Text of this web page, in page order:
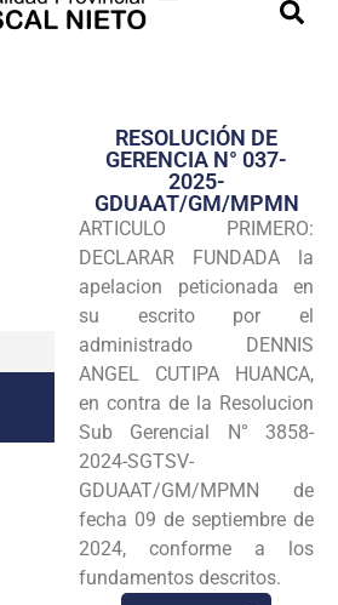
Transparencia
Seguridad
Programas
Intranet
RESOLUCIÓN DE
GERENCIA N° 037-
2025-
GDUAAT/GM/MPMN
ARTICULO PRIMERO:
DECLARAR FUNDADA la
apelacion peticionada en
su escrito por el
administrado DENNIS
ANGEL CUTIPA HUANCA,
en contra de la Resolucion
Sub Gerencial N° 3858-
2024-SGTSV-
GDUAAT/GM/MPMN de
fecha 09 de septiembre de
2024, conforme a los
fundamentos descritos.